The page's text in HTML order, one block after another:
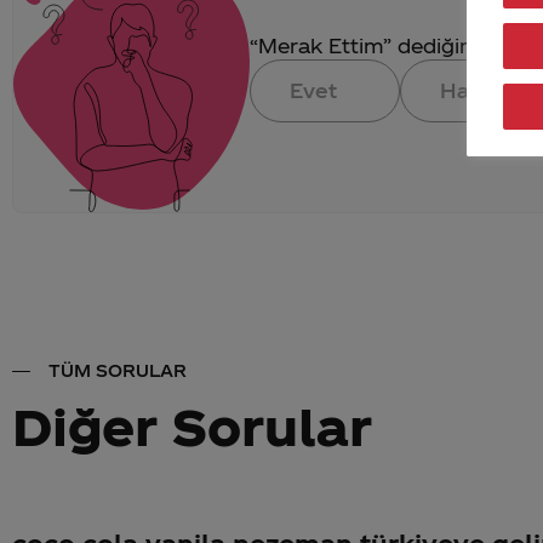
“Merak Ettim” dediğin
Evet
Hayır
TÜM SORULAR
Diğer Sorular